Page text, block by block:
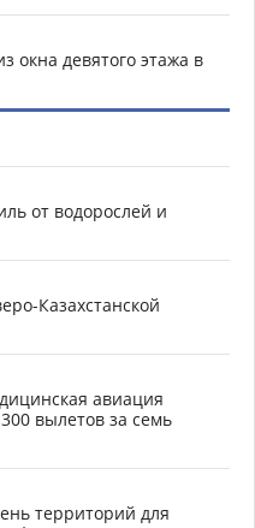
окна девятого этажа в
от водорослей и
Казахстанской
авиация
вылетов за семь
территорий для